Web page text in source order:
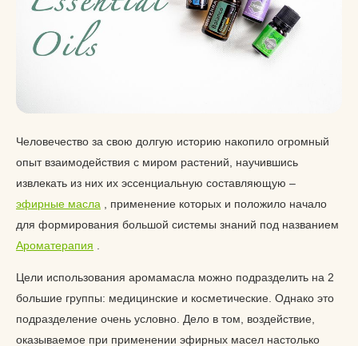
Человечество за свою долгую историю накопило огромный
опыт взаимодействия с миром растений, научившись
извлекать из них их эссенциальную составляющую –
эфирные масла , применение которых и положило начало
для формирования большой системы знаний под названием
Ароматерапия .
Цели использования аромамасла можно подразделить на 2
большие группы: медицинские и косметические. Однако это
подразделение очень условно. Дело в том, воздействие,
оказываемое при применении эфирных масел настолько